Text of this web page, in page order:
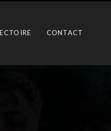
CONTACT